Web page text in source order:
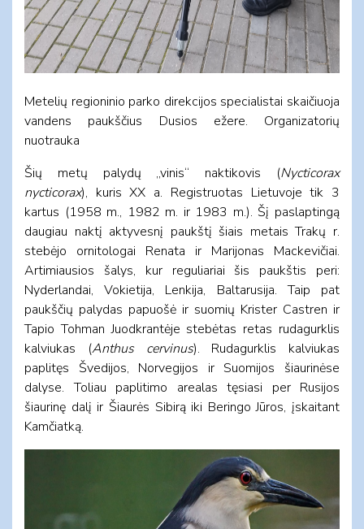
Metelių regioninio parko direkcijos specialistai skaičiuoja
vandens paukščius Dusios ežere. Organizatorių
nuotrauka
Šių metų palydų „vinis“ naktikovis (Nycticorax
nycticorax), kuris XX a. Registruotas Lietuvoje tik 3
kartus (1958 m., 1982 m. ir 1983 m.). Šį paslaptingą
daugiau naktį aktyvesnį paukštį šiais metais Trakų r.
stebėjo ornitologai Renata ir Marijonas Mackevičiai.
Artimiausios šalys, kur reguliariai šis paukštis peri:
Nyderlandai, Vokietija, Lenkija, Baltarusija. Taip pat
paukščių palydas papuošė ir suomių Krister Castren ir
Tapio Tohman Juodkrantėje stebėtas retas rudagurklis
kalviukas (Anthus cervinus). Rudagurklis kalviukas
paplitęs Švedijos, Norvegijos ir Suomijos šiaurinėse
dalyse. Toliau paplitimo arealas tęsiasi per Rusijos
šiaurinę dalį ir Šiaurės Sibirą iki Beringo Jūros, įskaitant
Kamčiatką.